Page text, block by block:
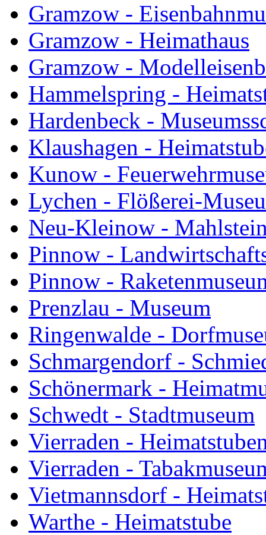
Gramzow -
Gramzow - Heimathaus
Gramzow -
Hammelspring -
Hardenbeck -
Klaushagen -
Kunow -
Lychen - Flößerei-
Neu-Kleinow -
Pinnow -
Pinnow -
Prenzlau - Museum
Ringenwalde -
Schmargendorf -
Schönermark -
Schwedt - Stadtmuseum
Vierraden -
Vierraden -
Vietmannsdorf -
Warthe - Heimatstube